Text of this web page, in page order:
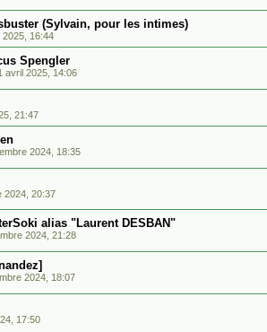
(Sylvain, pour les intimes)
2025, 16:44
Spengler
avril 2025, 14:06
21:47
2024, 18:35
2024, 20:37
alias "Laurent DESBAN"
2024, 21:28
2024, 18:07
17:50